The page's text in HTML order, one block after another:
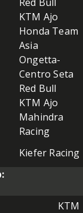
KTM Ajo
Honda Team
Asia
Ongetta-
Centro Seta
Red Bull
KTM Ajo
Mahindra
Racing
Kiefer Racing
KTM